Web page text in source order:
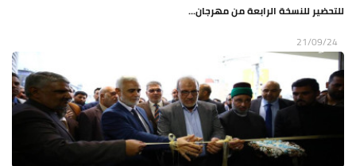
للتحضير للنسخة الرابعة من مهرجان...
21/09/24